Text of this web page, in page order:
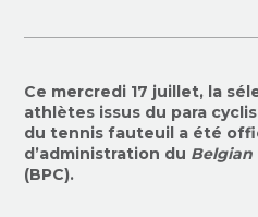
Ce mercredi 17 juillet, la
athlètes issus du para
du tennis fauteuil a été
d’administration du Belgian
(BPC).